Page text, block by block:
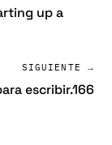
up a
SIGUIENTE →
escribir.166